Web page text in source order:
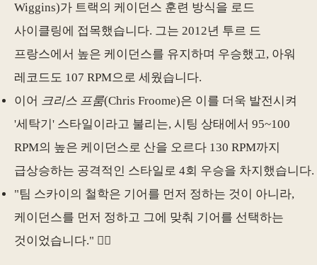
Wiggins)가 트랙의 케이던스 훈련 방식을 로드
사이클링에 접목했습니다. 그는 2012년 투르 드
프랑스에서 높은 케이던스를 유지하며 우승했고, 아워
레코드도 107 RPM으로 세웠습니다.
이어 크리스 프룸(Chris Froome)은 이를 더욱 발전시켜
'세탁기' 스타일이라고 불리는, 시팅 상태에서 95~100
RPM의 높은 케이던스로 산을 오르다 130 RPM까지
급상승하는 공격적인 스타일로 4회 우승을 차지했습니다.
"팀 스카이의 철학은 기어를 먼저 정하는 것이 아니라,
케이던스를 먼저 정하고 그에 맞춰 기어를 선택하는
것이었습니다." 🚴‍♀️